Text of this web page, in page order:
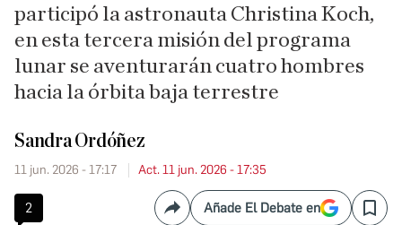
participó la astronauta Christina Koch,
en esta tercera misión del programa
lunar se aventurarán cuatro hombres
hacia la órbita baja terrestre
Sandra Ordóñez
11 jun. 2026 - 17:17 Act. 11 jun. 2026 - 17:35
2 CompartirAñade El Debate en Save